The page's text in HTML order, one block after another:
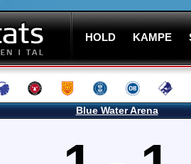
HOLD KAMPE
Blue Water Arena